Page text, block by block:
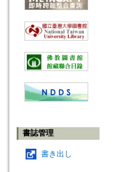
書誌管理
書き出し